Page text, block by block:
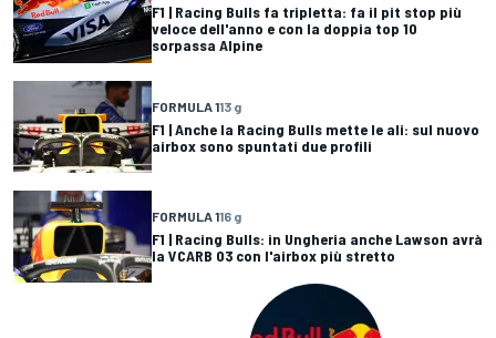
F1 | Racing Bulls fa tripletta: fa il pit stop più
veloce dell'anno e con la doppia top 10
sorpassa Alpine
FORMULA 113 g
F1 | Anche la Racing Bulls mette le ali: sul nuovo
airbox sono spuntati due profili
FORMULA 116 g
F1 | Racing Bulls: in Ungheria anche Lawson avrà
la VCARB 03 con l'airbox più stretto